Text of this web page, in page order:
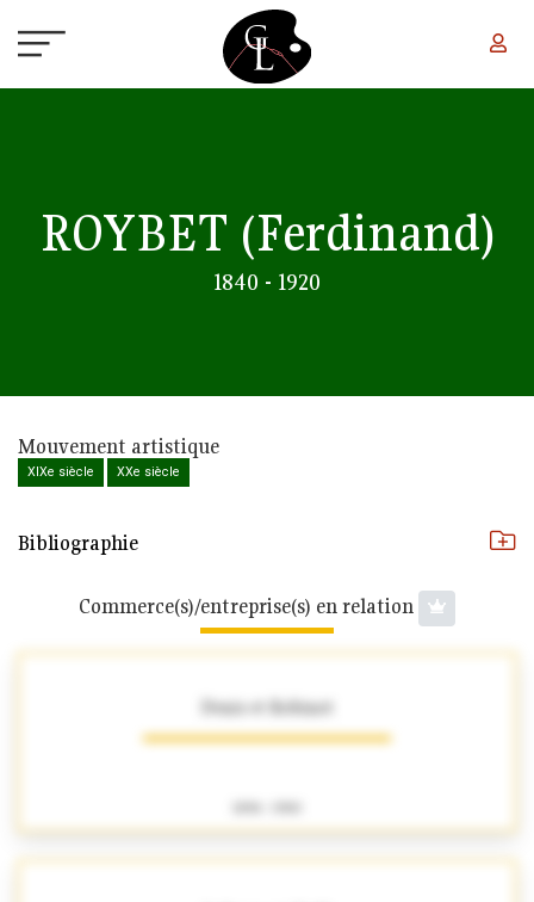
ROYBET (Ferdinand)
1840 - 1920
Mouvement artistique
XIXe siècle XXe siècle
Bibliographie
Commerce(s)/entreprise(s) en relation
Denis et Robinot